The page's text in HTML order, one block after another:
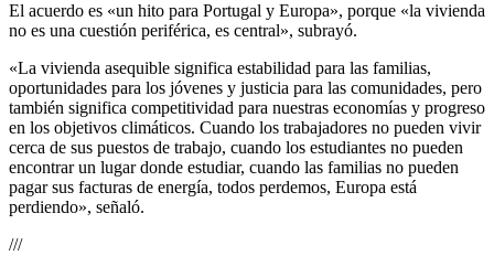
El acuerdo es «un hito para Portugal y Europa», porque «la vivienda
no es una cuestión periférica, es central», subrayó.
«La vivienda asequible significa estabilidad para las familias,
oportunidades para los jóvenes y justicia para las comunidades, pero
también significa competitividad para nuestras economías y progreso
en los objetivos climáticos. Cuando los trabajadores no pueden vivir
cerca de sus puestos de trabajo, cuando los estudiantes no pueden
encontrar un lugar donde estudiar, cuando las familias no pueden
pagar sus facturas de energía, todos perdemos, Europa está
perdiendo», señaló.
///